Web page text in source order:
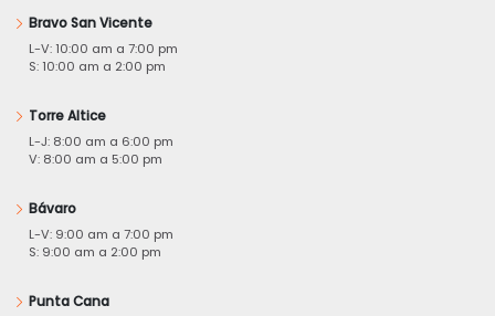
Bravo San Vicente
L-V: 10:00 am a 7:00 pm
S: 10:00 am a 2:00 pm
Torre Altice
L-J: 8:00 am a 6:00 pm
V: 8:00 am a 5:00 pm
Bávaro
L-V: 9:00 am a 7:00 pm
S: 9:00 am a 2:00 pm
Punta Cana